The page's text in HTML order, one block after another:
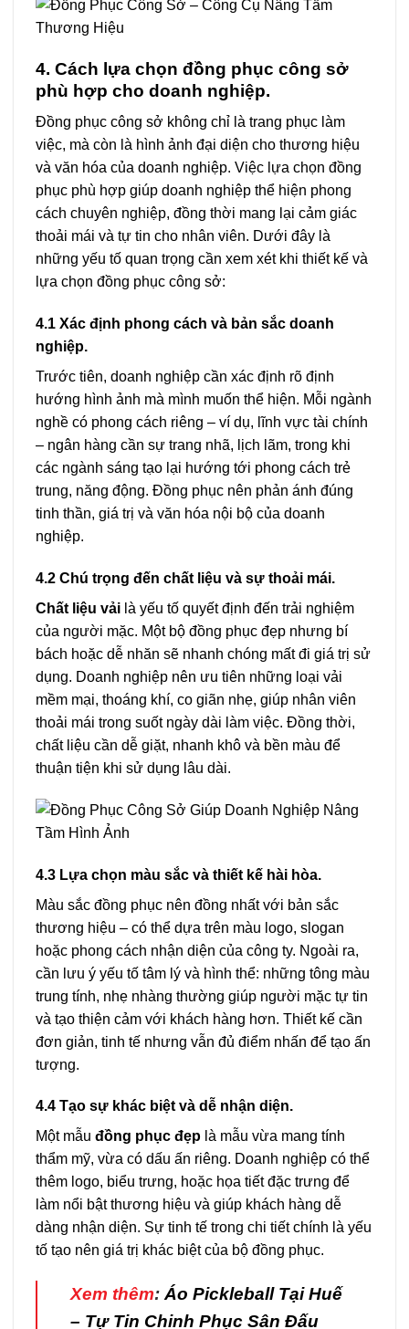
4. Cách lựa chọn đồng phục công sở
phù hợp cho doanh nghiệp.
Đồng phục công sở không chỉ là trang phục làm
việc, mà còn là hình ảnh đại diện cho thương hiệu
và văn hóa của doanh nghiệp. Việc lựa chọn đồng
phục phù hợp giúp doanh nghiệp thể hiện phong
cách chuyên nghiệp, đồng thời mang lại cảm giác
thoải mái và tự tin cho nhân viên. Dưới đây là
những yếu tố quan trọng cần xem xét khi thiết kế và
lựa chọn đồng phục công sở:
4.1 Xác định phong cách và bản sắc doanh
nghiệp.
Trước tiên, doanh nghiệp cần xác định rõ định
hướng hình ảnh mà mình muốn thể hiện. Mỗi ngành
nghề có phong cách riêng – ví dụ, lĩnh vực tài chính
– ngân hàng cần sự trang nhã, lịch lãm, trong khi
các ngành sáng tạo lại hướng tới phong cách trẻ
trung, năng động. Đồng phục nên phản ánh đúng
tinh thần, giá trị và văn hóa nội bộ của doanh
nghiệp.
4.2 Chú trọng đến chất liệu và sự thoải mái.
Chất liệu vải là yếu tố quyết định đến trải nghiệm
của người mặc. Một bộ đồng phục đẹp nhưng bí
bách hoặc dễ nhăn sẽ nhanh chóng mất đi giá trị sử
dụng. Doanh nghiệp nên ưu tiên những loại vải
mềm mại, thoáng khí, co giãn nhẹ, giúp nhân viên
thoải mái trong suốt ngày dài làm việc. Đồng thời,
chất liệu cần dễ giặt, nhanh khô và bền màu để
thuận tiện khi sử dụng lâu dài.
4.3 Lựa chọn màu sắc và thiết kế hài hòa.
Màu sắc đồng phục nên đồng nhất với bản sắc
thương hiệu – có thể dựa trên màu logo, slogan
hoặc phong cách nhận diện của công ty. Ngoài ra,
cần lưu ý yếu tố tâm lý và hình thể: những tông màu
trung tính, nhẹ nhàng thường giúp người mặc tự tin
và tạo thiện cảm với khách hàng hơn. Thiết kế cần
đơn giản, tinh tế nhưng vẫn đủ điểm nhấn để tạo ấn
tượng.
4.4 Tạo sự khác biệt và dễ nhận diện.
Một mẫu đồng phục đẹp là mẫu vừa mang tính
thẩm mỹ, vừa có dấu ấn riêng. Doanh nghiệp có thể
thêm logo, biểu trưng, hoặc họa tiết đặc trưng để
làm nổi bật thương hiệu và giúp khách hàng dễ
dàng nhận diện. Sự tinh tế trong chi tiết chính là yếu
tố tạo nên giá trị khác biệt của bộ đồng phục.
Xem thêm:Áo Pickleball Tại Huế
– Tự Tin Chinh Phục Sân Đấu